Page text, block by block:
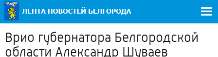
Врио губернатора Белгородской
области Александр Шуваев